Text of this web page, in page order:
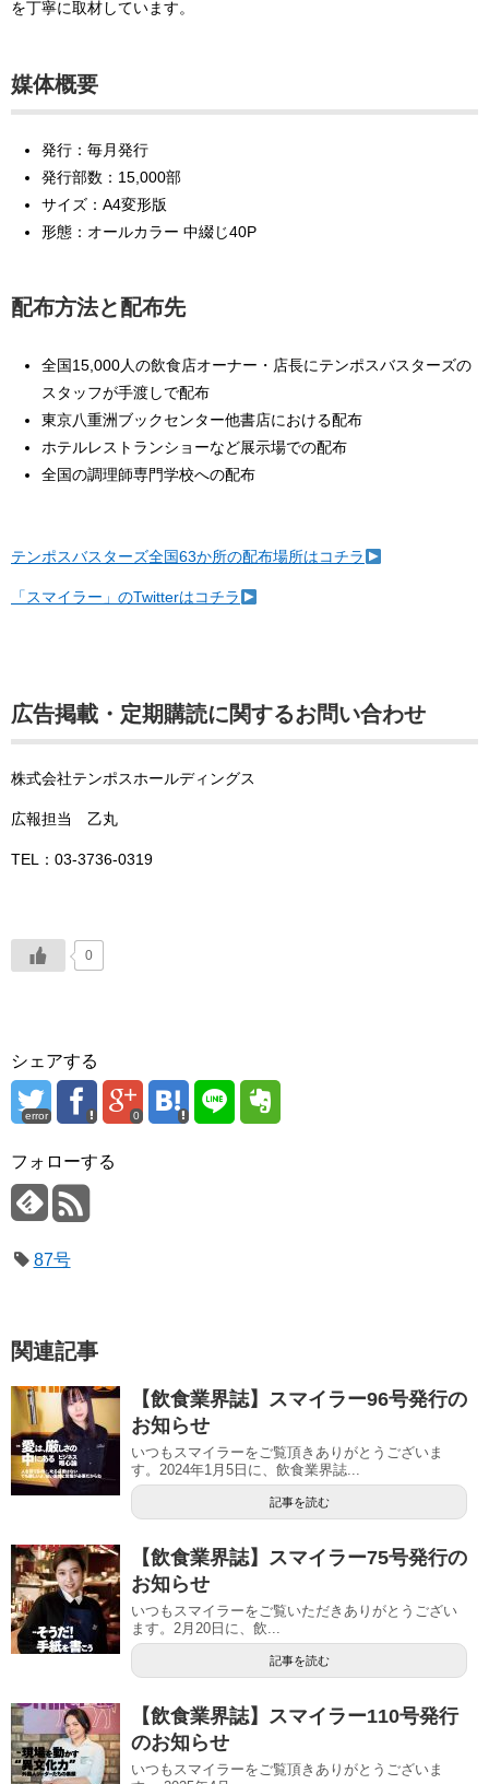
を丁寧に取材しています。
媒体概要
発行：毎月発行
発行部数：15,000部
サイズ：A4変形版
形態：オールカラー 中綴じ40P
配布方法と配布先
全国15,000人の飲食店オーナー・店長にテンポスバスターズの
スタッフが手渡しで配布
東京八重洲ブックセンター他書店における配布
ホテルレストランショーなど展示場での配布
全国の調理師専門学校への配布
テンポスバスターズ全国63か所の配布場所はコチラ
「スマイラー」のTwitterはコチラ
広告掲載・定期購読に関するお問い合わせ
株式会社テンポスホールディングス
広報担当 乙丸
TEL：03-3736-0319
0
シェアする
error 0
フォローする
87号
関連記事
【飲食業界誌】スマイラー96号発行の
お知らせ
いつもスマイラーをご覧頂きありがとうございま
す。2024年1月5日に、飲食業界誌...
記事を読む
【飲食業界誌】スマイラー75号発行の
お知らせ
いつもスマイラーをご覧いただきありがとうござい
ます。2月20日に、飲...
記事を読む
【飲食業界誌】スマイラー110号発行
のお知らせ
いつもスマイラーをご覧頂きありがとうございま